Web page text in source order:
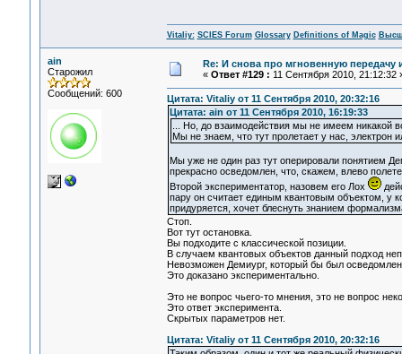
Vitaliy: SCIES Forum Glossary Definitions of Magic
ain
Старожил
Сообщений: 600
Re: И снова про мгновенную
« Ответ #129 : 11 Сентября 2010, 21:12:32
Цитата: Vitaliy от 11 Сентября 2010, 20:32:16
Цитата: ain от 11 Сентября 2010, 16:19:33
... Но, до взаимодействия мы не имеем никакой
Мы не знаем, что тут пролетает у нас, электрон
Мы уже не один раз тут оперировали понятием
прекрасно осведомлен, что, скажем, влево
Второй экспериментатор, назовем его Лох
пару он считает единым квантовым объектом, у
придуряется, хочет блеснуть знанием
Стоп.
Вот тут остановка.
Вы подходите с классической позиции.
В случаем квантовых объектов данный подход
Невозможен Демиург, который бы был осведомлен
Это доказано экспериментально.
Это не вопрос чьего-то мнения, это не вопрос
Это ответ эксперимента.
Скрытых параметров нет.
Цитата: Vitaliy от 11 Сентября 2010, 20:32:16